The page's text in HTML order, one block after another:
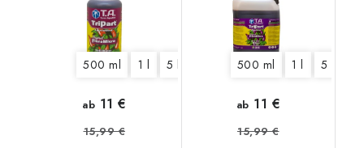
500 ml 1 l 5 l 60 l
ab 11 €
15,99 €
500 ml 1 l 5 l
ab 11 €
15,99 €